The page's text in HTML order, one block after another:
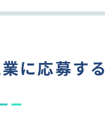
に応募する